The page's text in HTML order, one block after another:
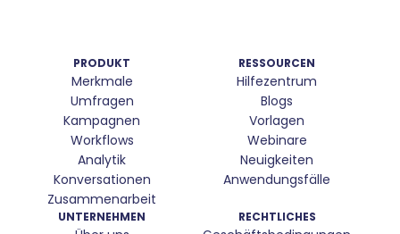
PRODUKT
Merkmale
Umfragen
Kampagnen
Workflows
Analytik
Konversationen
Zusammenarbeit
RESSOURCEN
Hilfezentrum
Blogs
Vorlagen
Webinare
Neuigkeiten
Anwendungsfälle
UNTERNEHMEN RECHTLICHES